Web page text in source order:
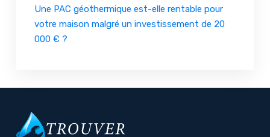
Une PAC géothermique est-elle rentable pour
votre maison malgré un investissement de 20
000 € ?